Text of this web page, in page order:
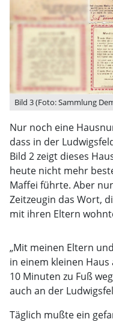
Bild 3 (Foto: Sammlung
Nur noch eine
dass in der
Bild 2 zeigt dieses
heute nicht mehr
Maffei führte. Aber
Zeitzeugin das Wort,
mit ihren Eltern
„Mit meinen Eltern
in einem kleinen Haus
10 Minuten zu Fuß
auch an der
Täglich mußte ein